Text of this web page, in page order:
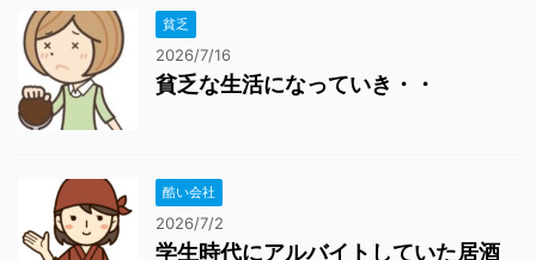
貧乏
2026/7/16
貧乏な生活になっていき・・
酷い会社
2026/7/2
学生時代にアルバイトしていた居酒